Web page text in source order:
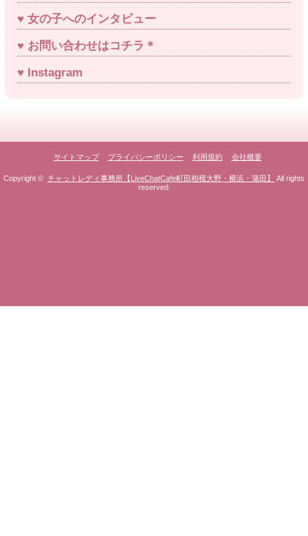
女の子へのインタビュー
お問い合わせはコチラ＊
Instagram
サイトマップ プライバシーポリシー 利用規約 会社概要
Copyright © チャットレディ事務所【LiveChatCafe町田相模大野・横浜・蒲田】
All rights
reserved.